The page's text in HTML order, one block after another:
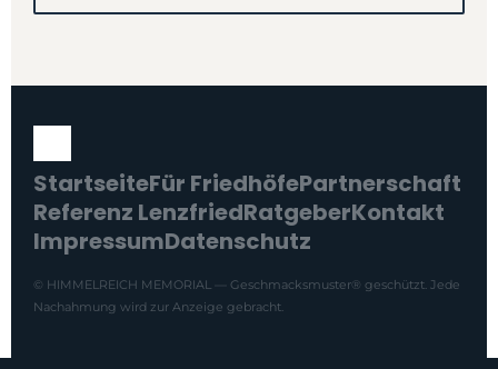
StartseiteFür FriedhöfePartnerschaft
Referenz LenzfriedRatgeberKontakt
ImpressumDatenschutz
© HIMMELREICH MEMORIAL — Geschmacksmuster® geschützt. Jede
Nachahmung wird zur Anzeige gebracht.